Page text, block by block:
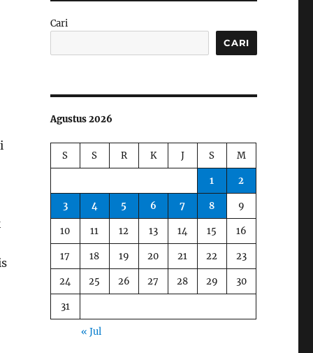
Cari
CARI
Agustus 2026
S S R K J S M
1 2
3 4 5 6 7 8 9
10 11 12 13 14 15 16
17 18 19 20 21 22 23
24 25 26 27 28 29 30
31
« Jul